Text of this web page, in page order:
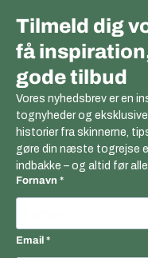
Tilmeld dig
få
gode tilbud
Vores nyhedsbrev er en
tognyheder og
historier fra skinnerne,
gøre din næste togrejse
indbakke – og altid før
Fornavn
Email